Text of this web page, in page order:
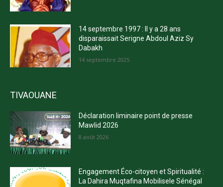
14 septembre 1997 : Il y a 28 ans
disparaissait Serigne Abdoul Aziz Sy
Dabakh
14 septembre 2025
TIVAOUANE
Déclaration liminaire point de presse
Mawlid 2026
8 août 2026
Engagement Éco-citoyen et Spiritualité :
La Dahira Muqtafina Mobilisele Sénégal